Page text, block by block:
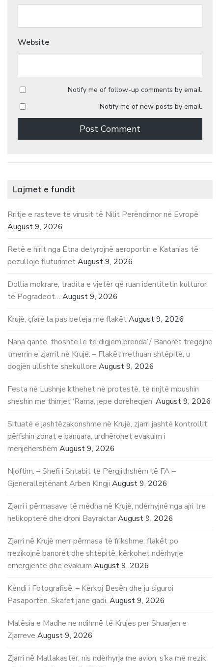
Website
Notify me of follow-up comments by email.
Notify me of new posts by email.
Lajmet e fundit
Rritje e rasteve të virusit të Nilit Perëndimor në Evropë
August 9, 2026
Retë e hirit nga Etna detyrojnë aeroportin e Katanias të
pezullojë fluturimetAugust 9, 2026
Dollia mokrare, tradita e vjetër që ruan identitetin kulturor
të Pogradecit… August 9, 2026
Krujë, çfarë la pas beteja me flakëtAugust 9, 2026
Nana qante, thoshte le të digjem brenda”/ Banorët tregojnë
tmerrin e zjarrit në Krujë: – Flakët rrethuan shtëpitë, u
dogjën ullishte shekullore August 9, 2026
Festa në Lushnje kthehet në protestë, të rinjtë mbushin
sheshin me thirrjet ‘Rama, jepe dorëheqjen’ August 9, 2026
Situatë e jashtëzakonshme në Krujë, zjarri jashtë kontrollit
përfshin zonat e banuara, urdhërohet evakuim i
menjëhershëm August 9, 2026
Njoftim: – Shefi i Shtabit të Përgjithshëm të FA –
Gjenerallejtënant Arben Kingji August 9, 2026
Zjarri i përmasave të mëdha në Krujë, ndërhyjnë nga ajri tre
helikopterë dhe droni BayraktarAugust 9, 2026
Zjarri në Krujë merr përmasa të frikshme, flakët po
rrezikojnë banorët dhe shtëpitë, kërkohet ndërhyrje
emergjente dhe evakuim August 9, 2026
Këndi i Fotografisë. – Kërkoj Besën dhe ju siguroi
Pasaportën. Skafet jane gadi. August 9, 2026
Malësia e Madhe ne ndihmë të Krujes per Shuarjen e
Zjarreve August 9, 2026
Zjarri në Mallakastër, nis ndërhyrja me avion, s’ka më rrezik